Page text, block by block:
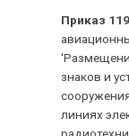
Приказ
знаков и
линиях